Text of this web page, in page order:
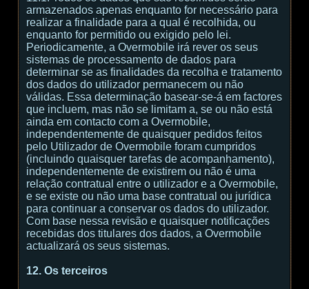
armazenados apenas enquanto for necessário para
realizar a finalidade para a qual é recolhida, ou
enquanto for permitido ou exigido pelo lei.
Periodicamente, a Overmobile irá rever os seus
sistemas de processamento de dados para
determinar se as finalidades da recolha e tratamento
dos dados do utilizador permanecem ou não
válidas. Essa determinação basear-se-á em factores
que incluem, mas não se limitam a, se ou não está
ainda em contacto com a Overmobile,
independentemente de quaisquer pedidos feitos
pelo Utilizador de Overmobile foram cumpridos
(incluindo quaisquer tarefas de acompanhamento),
independentemente de existirem ou não é uma
relação contratual entre o utilizador e a Overmobile,
e se existe ou não uma base contratual ou jurídica
para continuar a conservar os dados do utilizador.
Com base nessa revisão e quaisquer notificações
recebidas dos titulares dos dados, a Overmobile
actualizará os seus sistemas.
12. Os terceiros